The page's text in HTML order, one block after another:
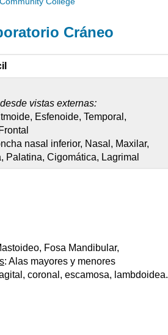
Cráneo
vistas externas:
Esfenoide, Temporal,
nasal inferior, Nasal, Maxilar,
Palatina, Cigomática, Lagrimal
Fosa Mandibular,
: Alas mayores y menores
coronal, escamosa, lambdoidea.